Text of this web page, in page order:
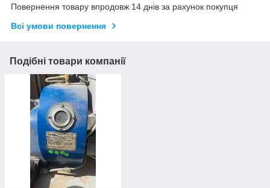
Повернення товару впродовж 14 днів за рахунок покупця
Всі умови повернення
Подібні товари компанії